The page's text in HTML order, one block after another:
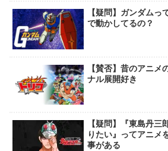
【疑問】ガンダムっ
で動かしてるの？
【賛否】昔のアニメ
ナル展開好き
【疑問】『東島丹三
りたい』ってアニメ
事がある